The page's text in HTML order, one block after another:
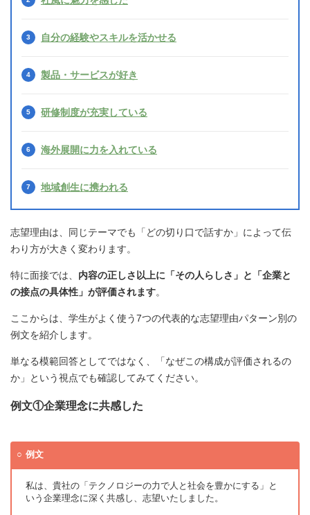
自分の経験やスキルを活かせる
製品・サービスが好き
研修制度が充実している
海外展開に力を入れている
地域創生に携われる
志望理由は、同じテーマでも「どの切り口で話すか」によって伝
わり方が大きく変わります。
特に面接では、 内容の正しさ以上に「その人らしさ」と「企業と
の接点の具体性」が評価されます。
ここからは、学生がよく使う7つの代表的な志望理由パターン別の
例文を紹介します。
単なる模範回答としてではなく、「なぜこの構成が評価されるの
か」という視点でも確認してみてください。
例文①企業理念に共感した
例文
私は、貴社の「テクノロジーの力で人と社会を豊かにする」と
いう企業理念に深く共感し、志望いたしました。